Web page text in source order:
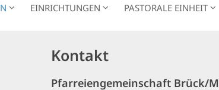
EINRICHTUNGEN PASTORALE EINHEIT
Kontakt
Pfarreiengemeinschaft Brück/